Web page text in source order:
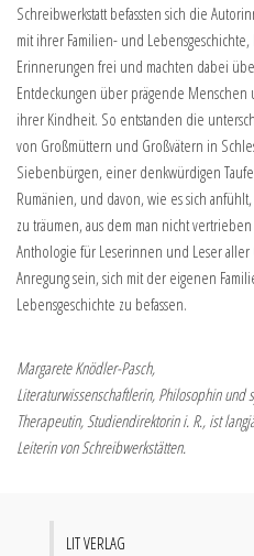
Schreibwerkstatt befassten sich die
mit ihrer Familien- und Lebensgeschichte,
Erinnerungen frei und machten dabei
Entdeckungen über prägende
ihrer Kindheit. So entstanden die
von Großmüttern und Großvätern in
Siebenbürgen, einer denkwürdigen
Rumänien, und davon, wie es sich
zu träumen, aus dem man nicht
Anthologie für Leserinnen und Leser
Anregung sein, sich mit der eigenen
Lebensgeschichte zu befassen.
Margarete Knödler-Pasch,
Literaturwissenschaftlerin, Philosophin und
Therapeutin, Studiendirektorin i. R., ist
Leiterin von Schreibwerkstätten.
LIT VERLAG